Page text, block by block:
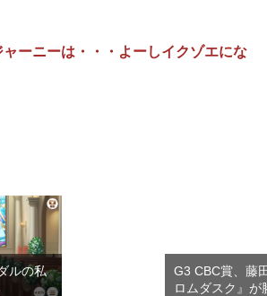
ーニーは・・・よーしイクゾエにな
ルの私
G3 CBC賞、藤
ロムダスク』が